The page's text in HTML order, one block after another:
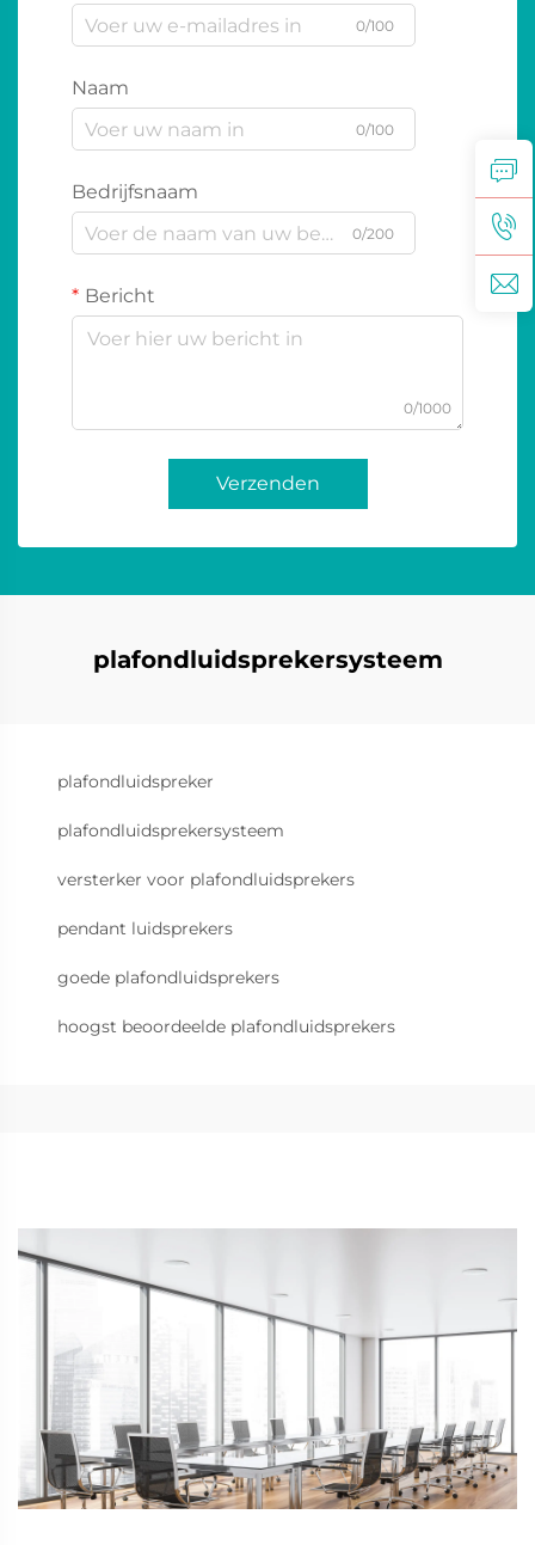
0/100
Naam
0/100
Bedrijfsnaam
0/200
Bericht
0/1000
Verzenden
plafondluidsprekersysteem
plafondluidspreker
plafondluidsprekersysteem
versterker voor plafondluidsprekers
pendant luidsprekers
goede plafondluidsprekers
hoogst beoordeelde plafondluidsprekers